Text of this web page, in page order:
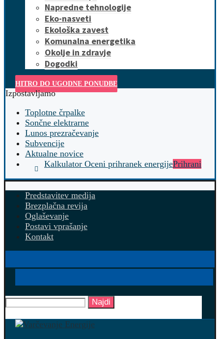
Napredne tehnologije
Eko-nasveti
Ekološka zavest
Komunalna energetika
Okolje in zdravje
Dogodki
HITRO DO UGODNE PONUDBE
Izpostavljamo
Toplotne črpalke
Sončne elektrarne
Lunos prezračevanje
Subvencije
Aktualne novice
Kalkulator Oceni prihranek energijePrihrani
Predstavitev medija
Brezplačna revija
Oglaševanje
Postavi vprašanje
Kontakt
Najdi